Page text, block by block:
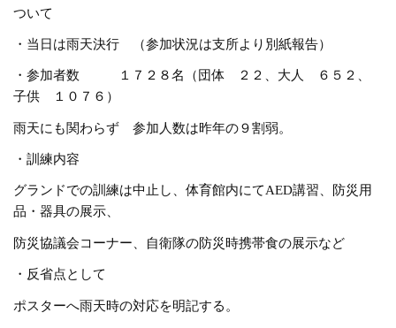
ついて
・当日は雨天決行 （参加状況は支所より別紙報告）
・参加者数 １７２８名（団体 ２２、大人 ６５２、
子供 １０７６）
雨天にも関わらず 参加人数は昨年の９割弱。
・訓練内容
グランドでの訓練は中止し、体育館内にてAED講習、防災用
品・器具の展示、
防災協議会コーナー、自衛隊の防災時携帯食の展示など
・反省点として
ポスターへ雨天時の対応を明記する。